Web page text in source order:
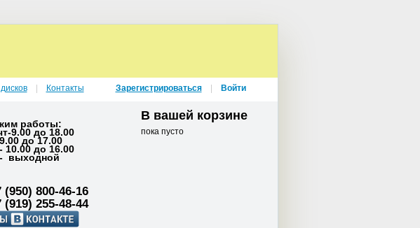
работы:
9.00 до 18.00
до 17.00
до 16.00
(950) 800-46-16
(919) 255-48-44
В вашей корзине
пока пусто
Контакты Зарегистрироваться Войти